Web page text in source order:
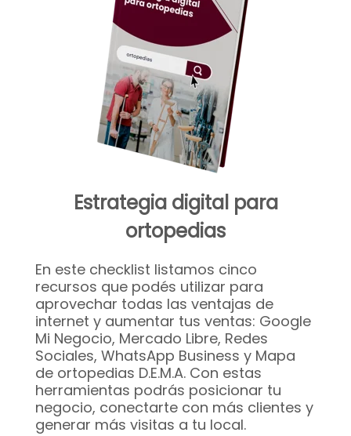
Estrategia digital para
ortopedias
En este checklist listamos cinco
recursos que podés utilizar para
aprovechar todas las ventajas de
internet y aumentar tus ventas: Google
Mi Negocio, Mercado Libre, Redes
Sociales, WhatsApp Business y Mapa
de ortopedias D.E.M.A. Con estas
herramientas podrás posicionar tu
negocio, conectarte con más clientes y
generar más visitas a tu local.